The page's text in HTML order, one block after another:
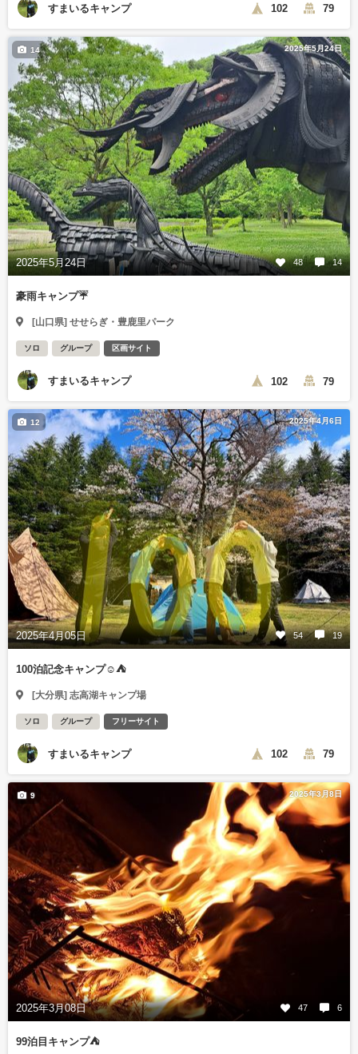
すまいるキャンプ 102 79
2025年5月24日
2025年5月24日 48 14
14
豪雨キャンプ☔
[山口県] せせらぎ・豊鹿里パーク
ソロ グループ 区画サイト
すまいるキャンプ 102 79
2025年4月6日
2025年4月05日 54 19
12
100泊記念キャンプ☺️⛺
[大分県] 志高湖キャンプ場
ソロ グループ フリーサイト
すまいるキャンプ 102 79
2025年3月8日
2025年3月08日 47 6
9
99泊目キャンプ⛺